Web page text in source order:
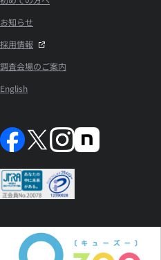
お知らせ
採用情報
調査会場のご案内
English